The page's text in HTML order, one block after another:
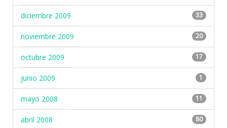
diciembre 2009 33
noviembre 2009 20
octubre 2009 17
junio 2009 1
mayo 2008 11
abril 2008 80